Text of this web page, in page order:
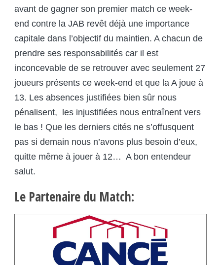
avant de gagner son premier match ce week-
end contre la JAB revêt déjà une importance
capitale dans l’objectif du maintien. A chacun de
prendre ses responsabilités car il est
inconcevable de se retrouver avec seulement 27
joueurs présents ce week-end et que la A joue à
13. Les absences justifiées bien sûr nous
pénalisent, les injustifiées nous entraînent vers
le bas ! Que les derniers cités ne s’offusquent
pas si demain nous n’avons plus besoin d’eux,
quitte même à jouer à 12… A bon entendeur
salut.
Le Partenaire du Match: